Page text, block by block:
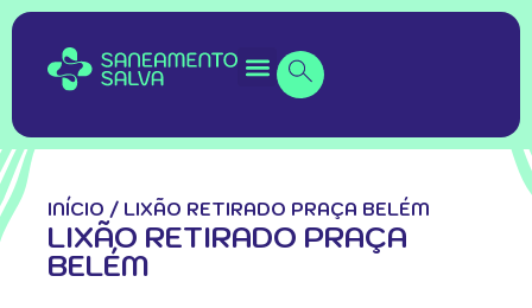
INÍCIO / LIXÃO RETIRADO PRAÇA BELÉM
LIXÃO RETIRADO PRAÇA
BELÉM